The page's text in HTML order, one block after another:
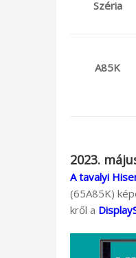
Széria
A85K
2023.
A tavalyi
(65A85K)
kről a